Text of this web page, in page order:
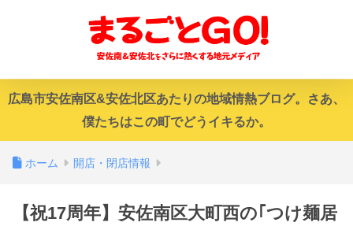
広島市安佐南区&安佐北区あたりの地域情熱ブログ。さあ、
僕たちはこの町でどうイキるか。
ホーム 開店・閉店情報
【祝17周年】安佐南区大町西の｢つけ麺居